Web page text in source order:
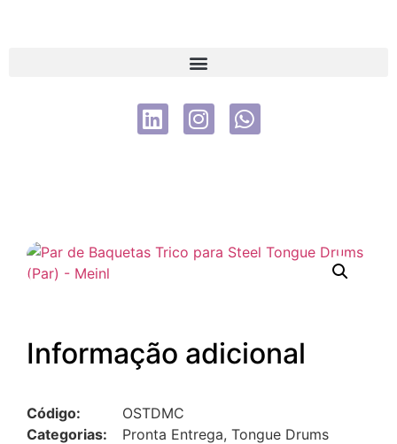
Informação adicional
Código:
OSTDMC
Categorias:
Pronta Entrega, Tongue Drums